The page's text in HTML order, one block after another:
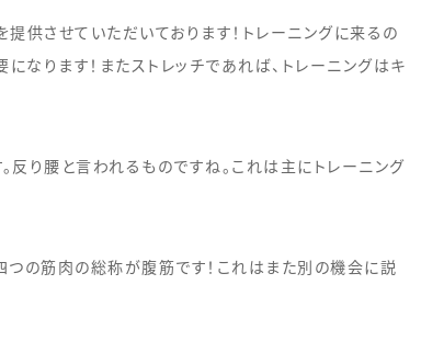
供させていただいております！トレーニングに来るの
なります！またストレッチであれば、トレーニングはキ
反り腰と言われるものですね。これは主にトレーニング
つの筋肉の総称が腹筋です！これはまた別の機会に説